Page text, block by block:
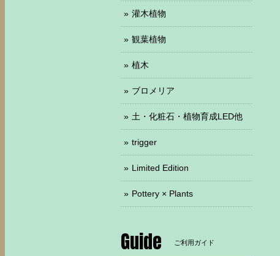
灌木植物
観葉植物
植木
ブロメリア
土・化粧石・植物育成LED他
trigger
Limited Edition
Pottery × Plants
Guide ご利用ガイド